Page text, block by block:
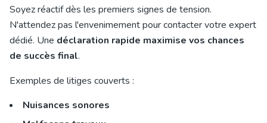
Soyez réactif dès les premiers signes de tension.
N'attendez pas l'envenimement pour contacter votre expert
dédié. Une déclaration rapide maximise vos chances
de succès final.
Exemples de litiges couverts :
Nuisances sonores